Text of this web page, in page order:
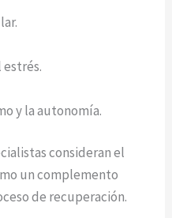
estrés.
y la autonomía.
consideran el
un complemento
de recuperación.